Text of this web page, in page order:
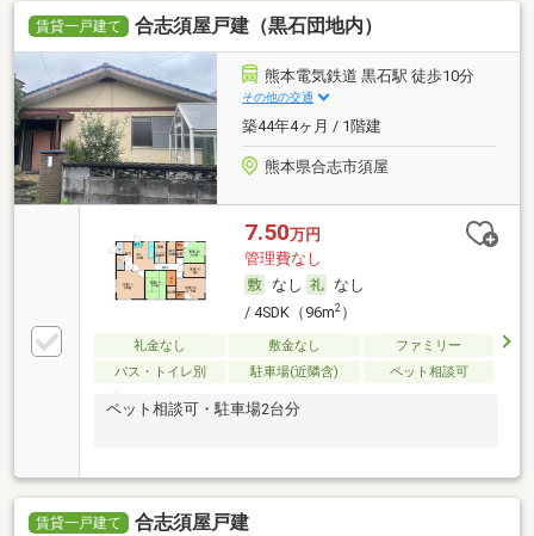
賃貸一戸建て 合志須屋戸建（黒石団地内）
熊本電気鉄道 黒石駅 徒歩10分
その他の交通
築44年4ヶ月 / 1階建
熊本県合志市須屋
7.50万円
管理費なし
なし
なし
/ 4SDK（96m2）
礼金なし 敷金なし
ファミリー
バス・トイレ別
駐車場(近隣含) ペット相談可
ペット相談可・駐車場2台分
賃貸一戸建て 合志須屋戸建